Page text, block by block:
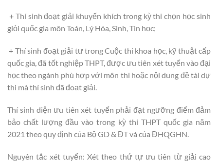
+ Thí sinh đoạt giải khuyến khích trong kỳ thi chọn học sinh
giỏi quốc gia môn Toán, Lý Hóa, Sinh, Tin học;
+ Thí sinh đoạt giải tư trong Cuộc thi khoa học, kỹ thuật cấp
quốc gia, đã tốt nghiệp THPT, được ưu tiên xét tuyển vào đại
học theo ngành phù hợp với môn thi hoặc nội dung đề tài dự
thi mà thí sinh đã đoạt giải.
Thí sinh diện ưu tiên xét tuyển phải đạt ngưỡng điểm đảm
bảo chất lượng đầu vào trong kỳ thi THPT quốc gia năm
2021 theo quy định của Bộ GD & ĐT và của ĐHQGHN.
Nguyên tắc xét tuyển: Xét theo thứ tự ưu tiên từ giải cao